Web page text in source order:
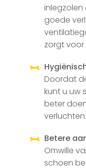
inlegzolen
goede
zorgt voor
Doordat
kunt u uw
beter
verluchten.
Betere
Omwille
schoen